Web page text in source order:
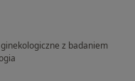
z badaniem